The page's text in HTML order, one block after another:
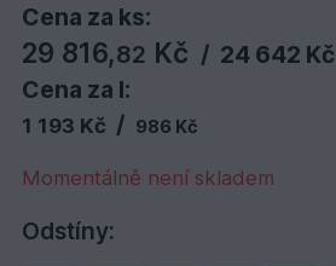
Cena za ks:
29 816,82 Kč / 24 642 Kč
Cena za l:
1 193 Kč / 986 Kč
Momentálně není skladem
Odstíny: